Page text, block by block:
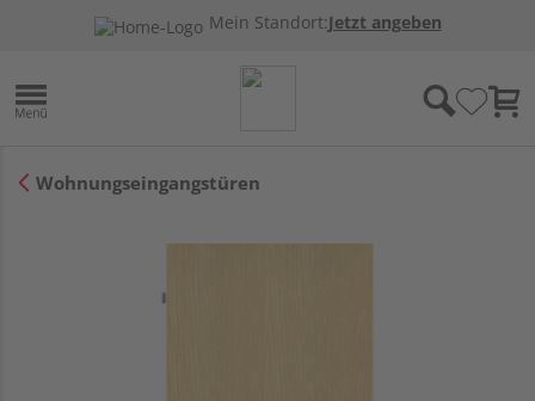
Mein Standort:Jetzt angeben
Wohnungseingangstüren